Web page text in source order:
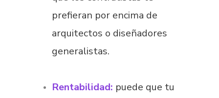
prefieran por encima de
arquitectos o diseñadores
generalistas.
Rentabilidad: puede que tu